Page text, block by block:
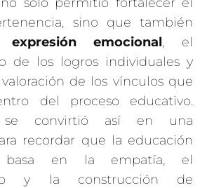
sino que también
expresión emocional, el
de los logros individuales y
de los vínculos que
del proceso educativo.
se convirtió así en una
recordar que la educación
basa en la empatía, el
y la construcción de